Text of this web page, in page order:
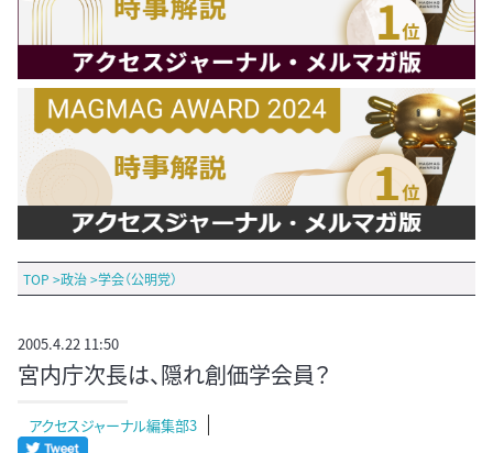
TOP >政治>学会（公明党）
2005.4.22 11:50
宮内庁次長は、隠れ創価学会員？
アクセスジャーナル編集部3